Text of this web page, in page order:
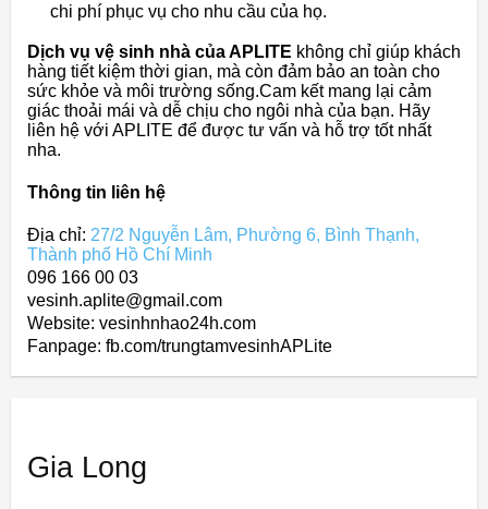
chi phí phục vụ cho nhu cầu của họ.
Dịch vụ vệ sinh nhà của APLITE không chỉ giúp khách
hàng tiết kiệm thời gian, mà còn đảm bảo an toàn cho
sức khỏe và môi trường sống.Cam kết mang lại cảm
giác thoải mái và dễ chịu cho ngôi nhà của bạn. Hãy
liên hệ với APLITE để được tư vấn và hỗ trợ tốt nhất
nha.
Thông tin liên hệ
Địa chỉ: 27/2 Nguyễn Lâm, Phường 6, Bình Thạnh,
Thành phố Hồ Chí Minh
096 166 00 03
vesinh.aplite@gmail.com
Website: vesinhnhao24h.com
Fanpage: fb.com/trungtamvesinhAPLite
Gia Long